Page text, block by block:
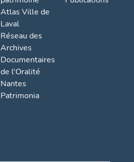
Atlas Ville de
Laval
Réseau des
Archives
Documentaires
de l'Oralité
Nantes
Patrimonia